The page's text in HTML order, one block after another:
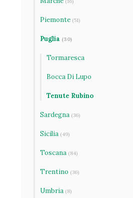
Piemonte (51)
Puglia (30)
Tormaresca
Bocca Di Lupo
Tenute Rubino
Sardegna (36)
Sicilia (49)
Toscana (84)
Trentino (36)
Umbria (8)